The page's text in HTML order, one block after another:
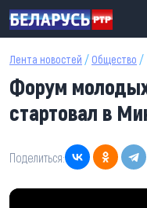
Перейти к основному
Лента новостей / Общество /
Форум
стартовал в
Поделиться: